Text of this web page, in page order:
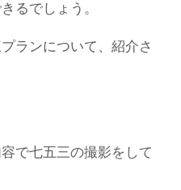
るでしょう。
ランについて、紹介さ
で七五三の撮影をして